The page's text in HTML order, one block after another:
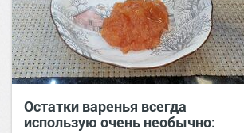
Остатки варенья всегда
использую очень необычно: